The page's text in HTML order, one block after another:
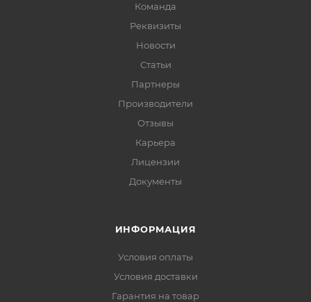
Команда
Реквизиты
Новости
Статьи
Партнеры
Производители
Отзывы
Карьера
Лицензии
Документы
ИНФОРМАЦИЯ
Условия оплаты
Условия доставки
Гарантия на товар